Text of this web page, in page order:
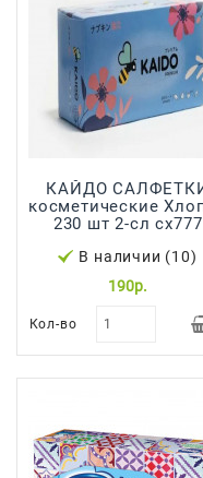
Стирки
Средства
Вредителей
Хозтовары
Япония,
КАЙДО САЛФЕТКИ
косметические Хлопок
230 шт 2-сл сх777
В наличии (10)
190р.
Кол-во